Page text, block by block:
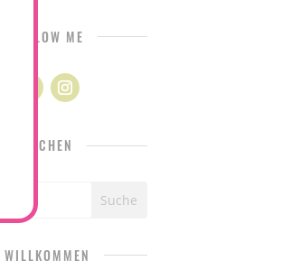
FOLLOW ME
SUCHEN
WILLKOMMEN